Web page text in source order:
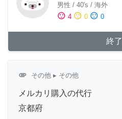
男性 / 40's / 海外
sentiment_satisfied 4 sentiment_neutral 0 sentiment_dissatisfied 0
終了
attachment その他 ▸ その他
メルカリ購入の代行
京都府